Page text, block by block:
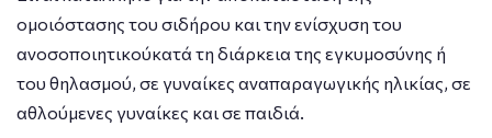
ομοιόστασης του σιδήρου και την ενίσχυση του
ανοσοποιητικούκατά τη διάρκεια της εγκυμοσύνης ή
του θηλασμού, σε γυναίκες αναπαραγωγικής ηλικίας, σε
αθλούμενες γυναίκες και σε παιδιά.